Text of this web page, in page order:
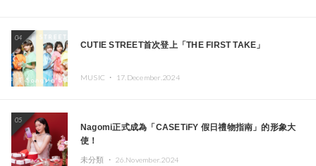
04
CUTIE STREET首次登上「THE FIRST TAKE」
MUSIC ・ 17.December.2024
05
Nagomi正式成為「CASETiFY 假日禮物指南」的形象大
使！
未分類 ・ 26.November.2024